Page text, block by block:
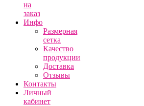
на
заказ
Инфо
Размерная
сетка
Качество
продукции
Доставка
Отзывы
Контакты
Личный
кабинет